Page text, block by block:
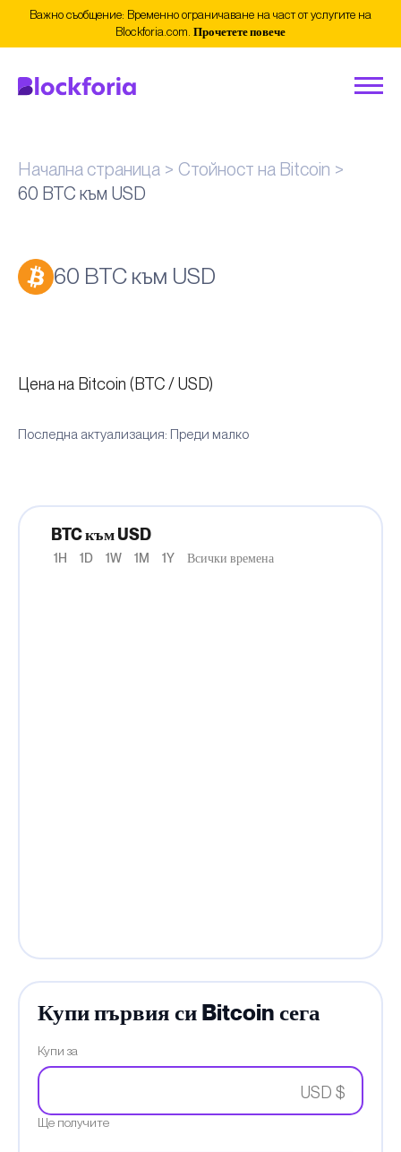
Важно съобщение: Временно ограничаване на част от услугите на
Blockforia.com. Прочетете повече
Начална страница
Стойност на Bitcoin
60 BTC към USD
60 BTC към USD
Цена на Bitcoin (BTC / USD)
Последна актуализация: Преди малко
BTC към USD
1H 1D 1W 1M 1Y Всички времена
Купи първия си Bitcoin сега
Купи за
USD $
Ще получите